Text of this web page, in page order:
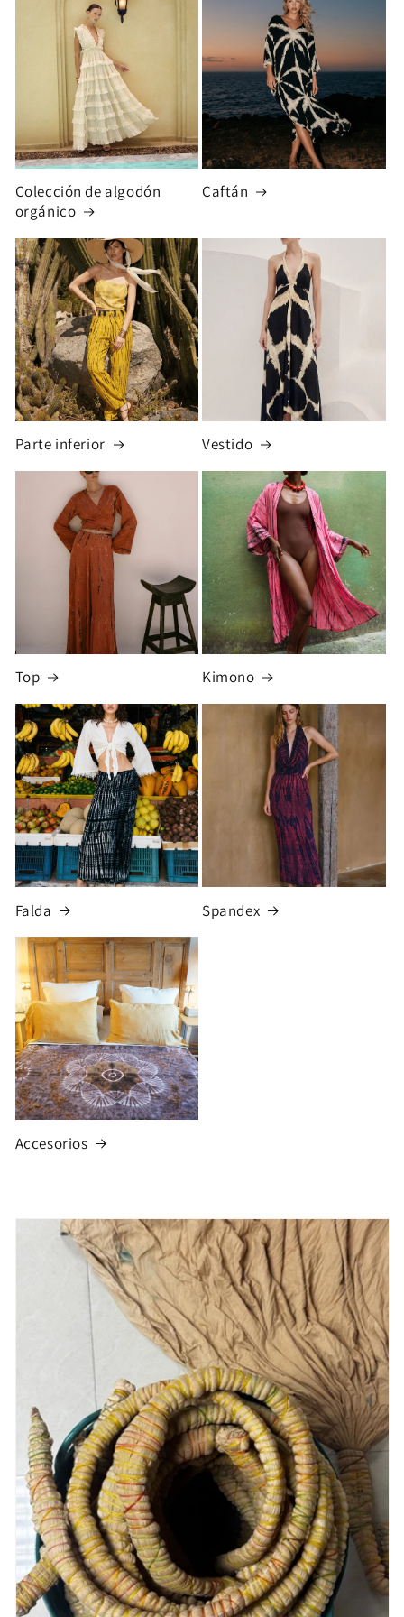
Colección de algodón
orgánico
Caftán
Parte inferior Vestido
Top Kimono
Falda Spandex
Accesorios